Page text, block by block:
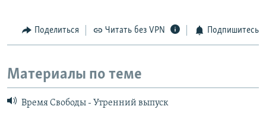
Поделиться Читать без VPN Подпишитесь
Материалы по теме
Время Свободы - Утренний выпуск